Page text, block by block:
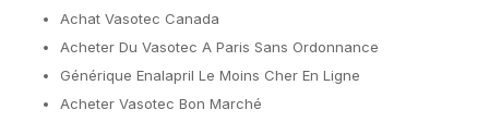
Achat Vasotec Canada
Acheter Du Vasotec A Paris Sans Ordonnance
Générique Enalapril Le Moins Cher En Ligne
Acheter Vasotec Bon Marché